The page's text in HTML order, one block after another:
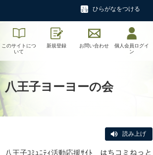
ひらがなをつける
このサイトにつ
いて
新規登録 お問い合わせ
個人会員ログイ
ン
八王子ヨーヨーの会
読み上げ
八王子ｺﾐｭﾆﾃｨ活動応援ｻｲﾄ はちコミねっと